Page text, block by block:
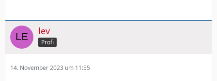
lev
Profi
14. November 2023 um 11:55